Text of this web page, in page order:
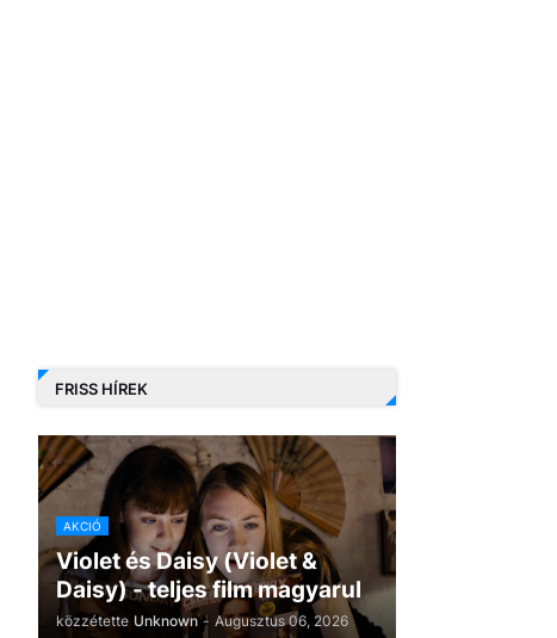
FRISS HÍREK
AKCIÓ
Violet és Daisy (Violet &
Daisy) - teljes film magyarul
közzétette Unknown - Augusztus 06, 2026